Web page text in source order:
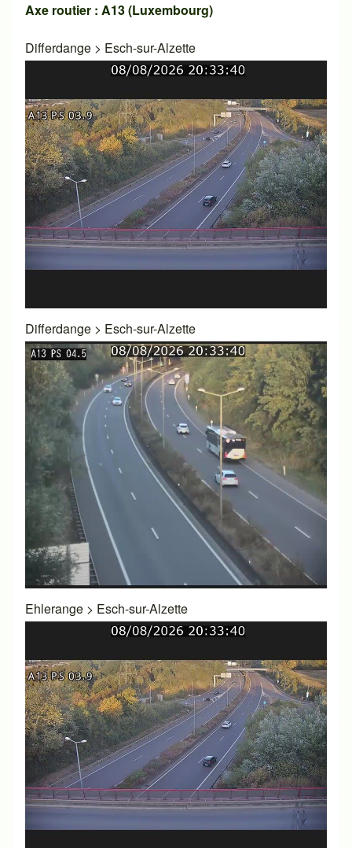
Axe routier : A13 (Luxembourg)
Differdange > Esch-sur-Alzette
Differdange > Esch-sur-Alzette
Ehlerange > Esch-sur-Alzette